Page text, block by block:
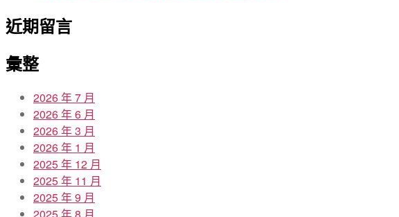
近期留言
彙整
2026 年 7 月
2026 年 6 月
2026 年 3 月
2026 年 1 月
2025 年 12 月
2025 年 11 月
2025 年 9 月